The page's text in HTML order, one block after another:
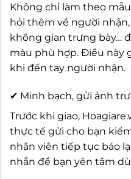
Không chỉ làm theo
hỏi thêm về người
không gian trưng bày…
màu phù hợp. Điều này
khi đến tay người nhận.
✔ Minh bạch, gửi ảnh
Trước khi giao,
thực tế gửi cho bạn
nhân viên tiếp tục báo
nhắn để bạn yên tâm